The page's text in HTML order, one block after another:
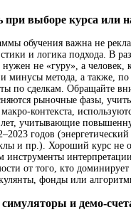
при выборе курса или
обучения важна не
и логика подхода. В
не «гуру», а человек,
минусы метода, а также, по
по сделкам. Обращайте
рыночные фазы,
лет, учитывающие
годов (энергетический
и пр.). Хороший курс не
инструменты
от того, кто
фонды или
и